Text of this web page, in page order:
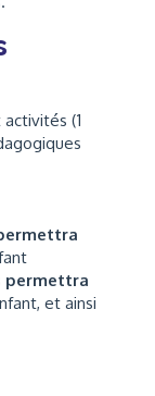
(1
permettra
et ainsi